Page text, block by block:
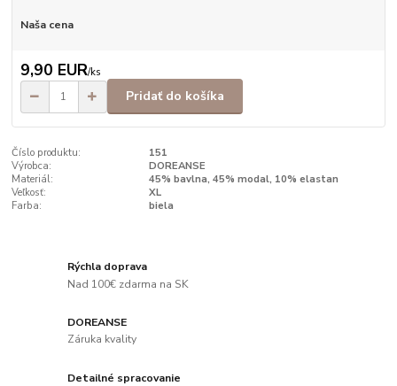
Naša cena
9,90 EUR/ks
Pridať do košíka
Číslo produktu:
151
Výrobca:
DOREANSE
Materiál:
45% bavlna, 45% modal, 10% elastan
Veľkosť:
XL
Farba:
biela
Rýchla doprava
Nad 100€ zdarma na SK
DOREANSE
Záruka kvality
Detailné spracovanie